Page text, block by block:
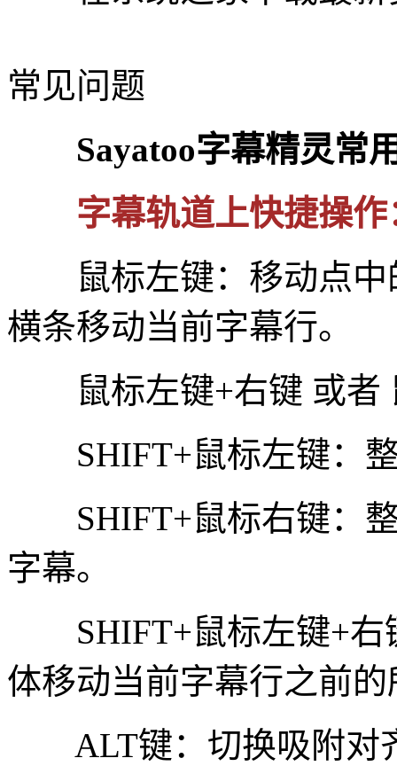
常见问题
Sayatoo字幕精灵常
字幕轨道上快捷操作
鼠标左键：移动点中
横条移动当前字幕行。
鼠标左键+右键 或者
SHIFT+鼠标左键：整
SHIFT+鼠标右键：整
字幕。
SHIFT+鼠标左键+右
体移动当前字幕行之前
ALT键：切换吸附对